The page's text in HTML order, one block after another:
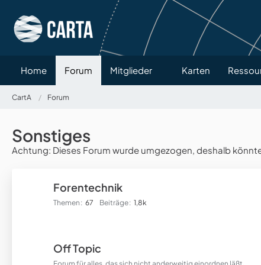
Home Forum Mitglieder Karten
CartA Forum
Sonstiges
Achtung: Dieses Forum wurde umgezogen, deshalb
Forentechnik
Themen 67 Beiträge 1,8k
Off Topic